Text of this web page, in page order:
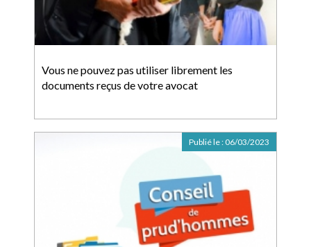
Vous ne pouvez pas utiliser librement les
documents reçus de votre avocat
Publié le : 06/03/2023